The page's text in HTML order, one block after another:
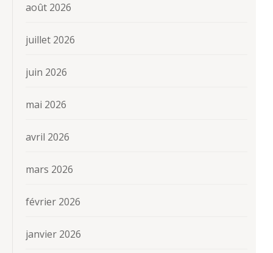
août 2026
juillet 2026
juin 2026
mai 2026
avril 2026
mars 2026
février 2026
janvier 2026